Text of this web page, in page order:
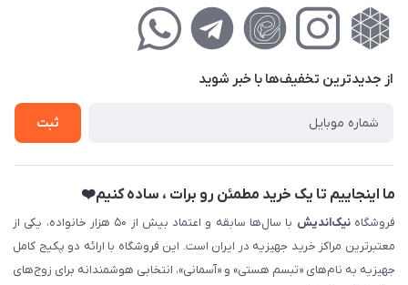
کوچه گلریز 4 غربی ، پلاک 13
لیست محصولات
راهنمای‌خرید‌آنلاین
حریم خصوصی
فروش‌اقساطی
از جدید‌ترین تخفیف‌ها با‌ خبر شوید
ثبت
ما اینجاییم تا یک خرید مطمئن رو برات ، ساده کنیم❤️
فروشگاهنیک‌اندیش
با سال‌ها سابقه و اعتماد بیش از ۵۰ هزار خانواده، یکی از
معتبرترین مراکز خرید جهیزیه در ایران است. این فروشگاه با ارائه دو پکیج کامل
جهیزیه به نام‌های «تبسم هستی» و «آسمانی»، انتخابی هوشمندانه برای زوج‌های